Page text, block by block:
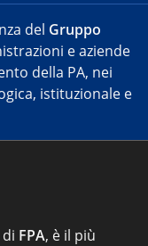
del Gruppo
e aziende
della PA, nei
istituzionale e
FPA, è il più